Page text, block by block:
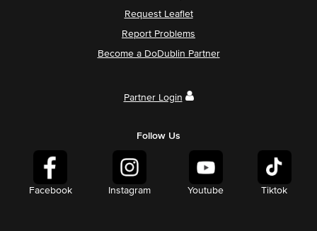
Request Leaflet
Report Problems
Become a DoDublin Partner
Partner Login
Follow Us
Facebook Instagram Youtube Tiktok